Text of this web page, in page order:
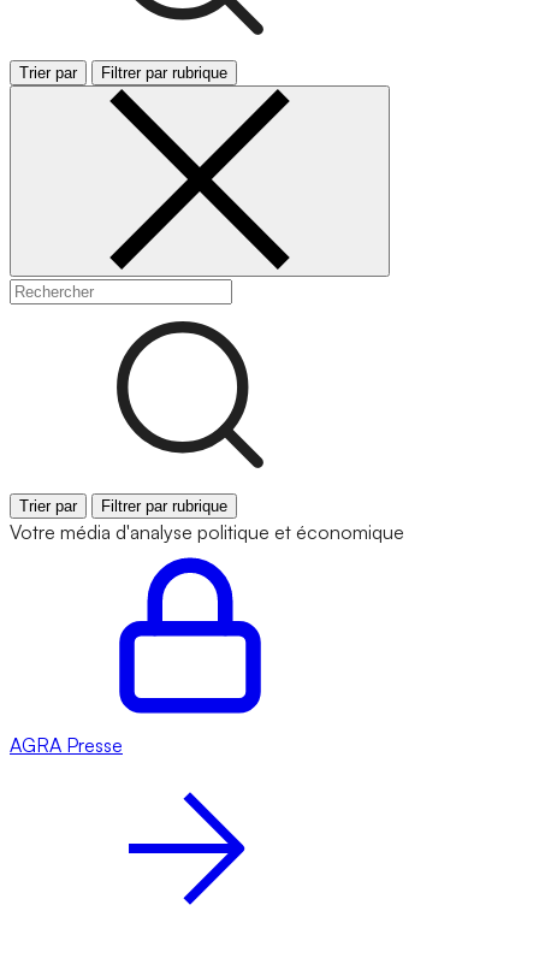
Trier par Filtrer par rubrique
Trier par Filtrer par rubrique
Votre média d'analyse politique et économique
AGRA Presse